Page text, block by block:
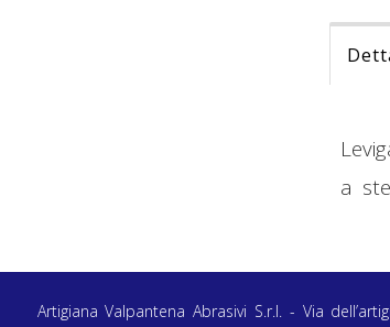
a
Artigiana Valpantena Abrasivi S.r.l. - Via